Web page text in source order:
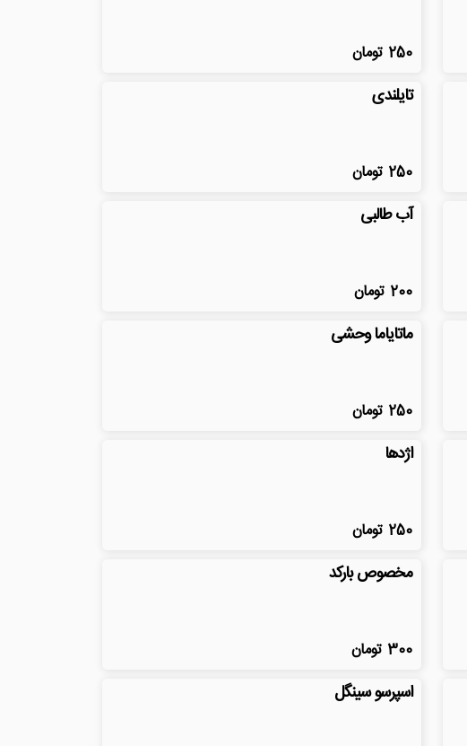
250 تومان
تایلندی
250 تومان
آب طالبی
200 تومان
ماتایاما وحشی
250 تومان
اژدها
250 تومان
مخصوص بارکد
300 تومان
اسپرسو سینگل